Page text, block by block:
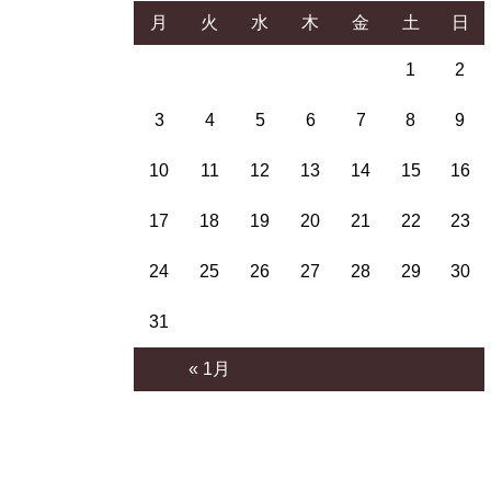
月 火 水 木 金 土 日
« 1月
1 2
3 4 5 6 7 8 9
10 11 12 13 14 15 16
17 18 19 20 21 22 23
24 25 26 27 28 29 30
31